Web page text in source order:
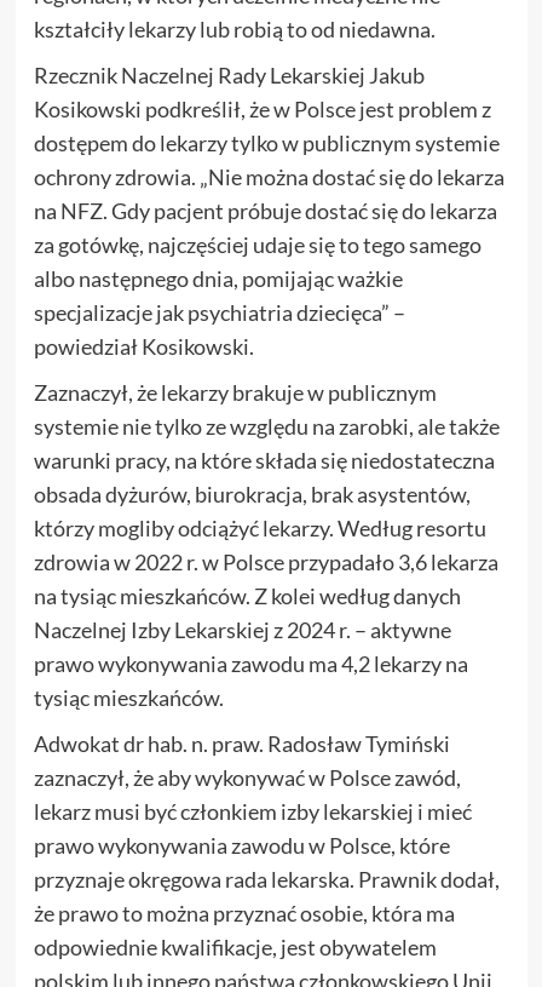
kształciły lekarzy lub robią to od niedawna.
Rzecznik Naczelnej Rady Lekarskiej Jakub
Kosikowski podkreślił, że w Polsce jest problem z
dostępem do lekarzy tylko w publicznym systemie
ochrony zdrowia. „Nie można dostać się do lekarza
na NFZ. Gdy pacjent próbuje dostać się do lekarza
za gotówkę, najczęściej udaje się to tego samego
albo następnego dnia, pomijając ważkie
specjalizacje jak psychiatria dziecięca” –
powiedział Kosikowski.
Zaznaczył, że lekarzy brakuje w publicznym
systemie nie tylko ze względu na zarobki, ale także
warunki pracy, na które składa się niedostateczna
obsada dyżurów, biurokracja, brak asystentów,
którzy mogliby odciążyć lekarzy. Według resortu
zdrowia w 2022 r. w Polsce przypadało 3,6 lekarza
na tysiąc mieszkańców. Z kolei według danych
Naczelnej Izby Lekarskiej z 2024 r. – aktywne
prawo wykonywania zawodu ma 4,2 lekarzy na
tysiąc mieszkańców.
Adwokat dr hab. n. praw. Radosław Tymiński
zaznaczył, że aby wykonywać w Polsce zawód,
lekarz musi być członkiem izby lekarskiej i mieć
prawo wykonywania zawodu w Polsce, które
przyznaje okręgowa rada lekarska. Prawnik dodał,
że prawo to można przyznać osobie, która ma
odpowiednie kwalifikacje, jest obywatelem
polskim lub innego państwa członkowskiego Unii